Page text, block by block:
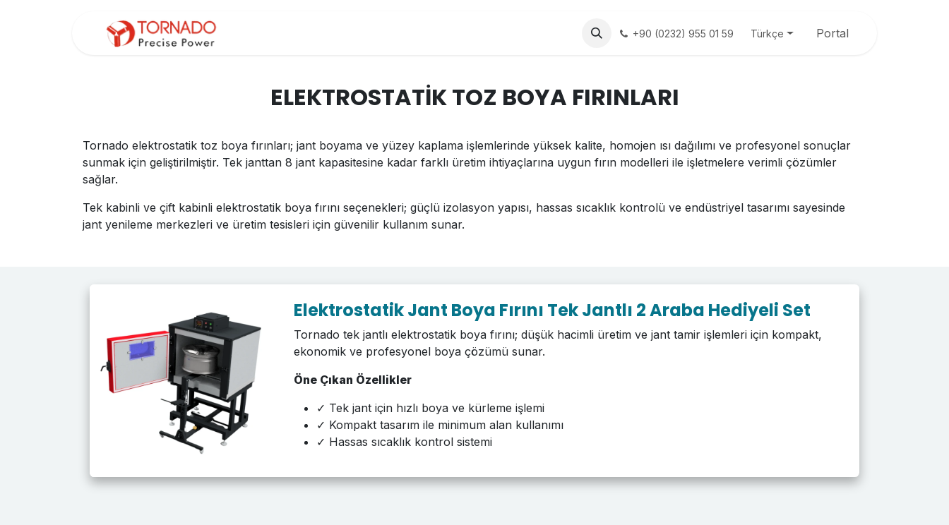
+90 (0232) 955 01 59 Türkçe Portal
ELEKTROSTATİK TOZ BOYA FIRINLARI
Tornado elektrostatik toz boya fırınları; jant boyama ve yüzey kaplama işlemlerinde yüksek kalite, homojen ısı dağılımı ve profesyonel sonuçlar
sunmak için geliştirilmiştir. Tek janttan 8 jant kapasitesine kadar farklı üretim ihtiyaçlarına uygun fırın modelleri ile işletmelere verimli çözümler
sağlar.
Tek kabinli ve çift kabinli elektrostatik boya fırını seçenekleri; güçlü izolasyon yapısı, hassas sıcaklık kontrolü ve endüstriyel tasarımı sayesinde
jant yenileme merkezleri ve üretim tesisleri için güvenilir kullanım sunar.
Elektrostatik Jant Boya Fırını Tek Jantlı 2 Araba Hediyeli Set
Tornado tek jantlı elektrostatik boya fırını; düşük hacimli üretim ve jant tamir işlemleri için kompakt,
ekonomik ve profesyonel boya çözümü sunar.
Öne Çıkan Özellikler
✓ Tek jant için hızlı boya ve kürleme işlemi
✓ Kompakt tasarım ile minimum alan kullanımı
✓ Hassas sıcaklık kontrol sistemi